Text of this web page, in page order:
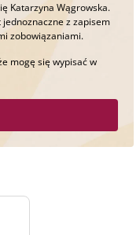
Katarzyna Wągrowska.
z zapisem
zobowiązaniami.
mogę się wypisać w